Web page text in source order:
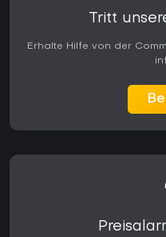
Tritt
Erhalte Hilfe von der